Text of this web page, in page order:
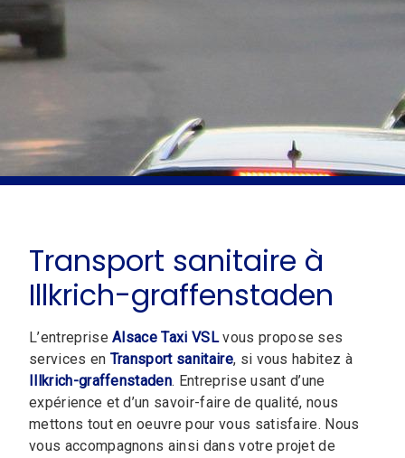
Transport sanitaire à
Illkrich-graffenstaden
L’entrepriseAlsace Taxi VSLvous propose ses
services en Transport sanitaire, si vous habitez à
Illkrich-graffenstaden. Entreprise usant d’une
expérience et d’un savoir-faire de qualité, nous
mettons tout en oeuvre pour vous satisfaire. Nous
vous accompagnons ainsi dans votre projet de